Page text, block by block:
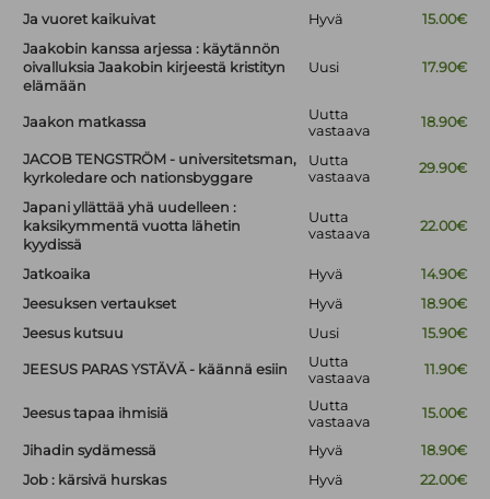
Ja vuoret kaikuivat
Hyvä
15.00€
Jaakobin kanssa arjessa : käytännön
oivalluksia Jaakobin kirjeestä kristityn
elämään
Uusi 17.90€
Jaakon matkassa
Uutta
vastaava
18.90€
JACOB TENGSTRÖM - universitetsman,
kyrkoledare och nationsbyggare
Uutta
vastaava
29.90€
Japani yllättää yhä uudelleen :
kaksikymmentä vuotta lähetin
kyydissä
Uutta
vastaava
22.00€
Jatkoaika Hyvä
14.90€
Jeesuksen vertaukset
Hyvä
18.90€
Jeesus kutsuu
Uusi 15.90€
JEESUS PARAS YSTÄVÄ - käännä esiin
Uutta
vastaava
11.90€
Jeesus tapaa ihmisiä
Uutta
vastaava
15.00€
Jihadin sydämessä Hyvä
18.90€
Job : kärsivä hurskas
Hyvä
22.00€